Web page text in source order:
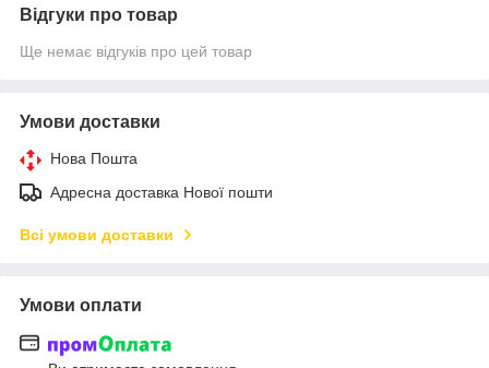
Відгуки про товар
Ще немає відгуків про цей товар
Умови доставки
Нова Пошта
Адресна доставка Нової пошти
Всі умови доставки
Умови оплати